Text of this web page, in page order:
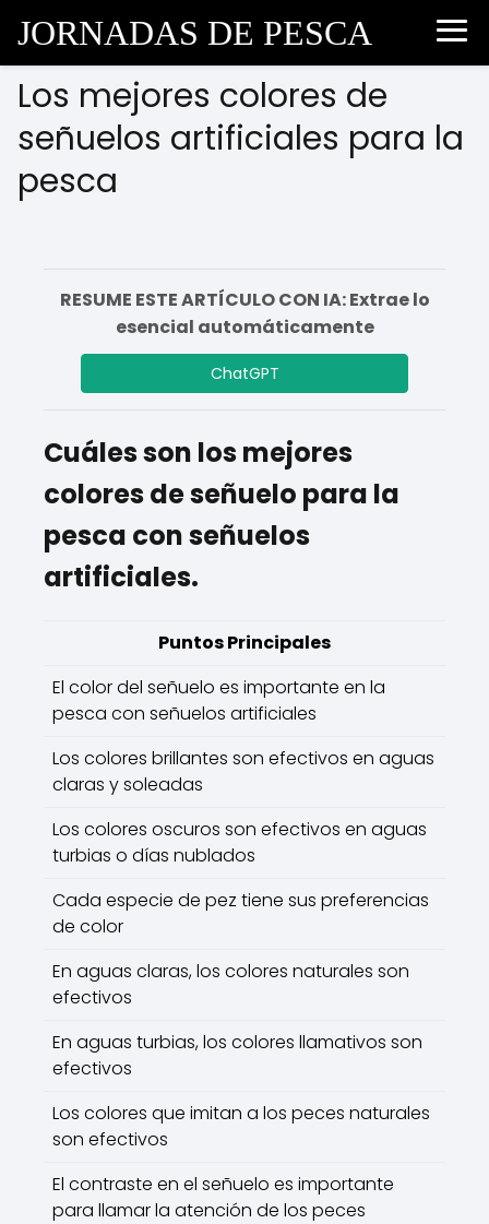
JORNADAS DE PESCA
Los mejores colores de
señuelos artificiales para la
pesca
RESUME ESTE ARTÍCULO CON IA: Extrae lo
esencial automáticamente
ChatGPT
Cuáles son los mejores
colores de señuelo para la
pesca con señuelos
artificiales.
Puntos Principales
El color del señuelo es importante en la
pesca con señuelos artificiales
Los colores brillantes son efectivos en aguas
claras y soleadas
Los colores oscuros son efectivos en aguas
turbias o días nublados
Cada especie de pez tiene sus preferencias
de color
En aguas claras, los colores naturales son
efectivos
En aguas turbias, los colores llamativos son
efectivos
Los colores que imitan a los peces naturales
son efectivos
El contraste en el señuelo es importante
para llamar la atención de los peces